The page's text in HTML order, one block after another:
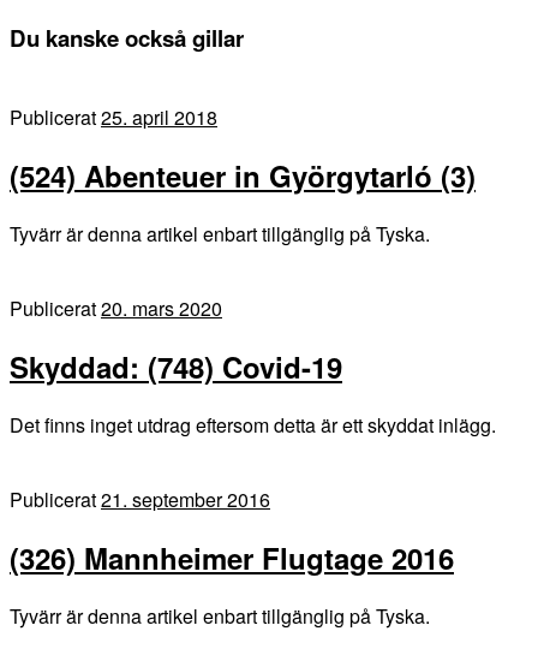
Du kanske också gillar
Publicerat25. april 2018
(524) Abenteuer in Györgytarló (3)
Tyvärr är denna artikel enbart tillgänglig på Tyska.
Publicerat20. mars 2020
Skyddad: (748) Covid-19
Det finns inget utdrag eftersom detta är ett skyddat inlägg.
Publicerat21. september 2016
(326) Mannheimer Flugtage 2016
Tyvärr är denna artikel enbart tillgänglig på Tyska.